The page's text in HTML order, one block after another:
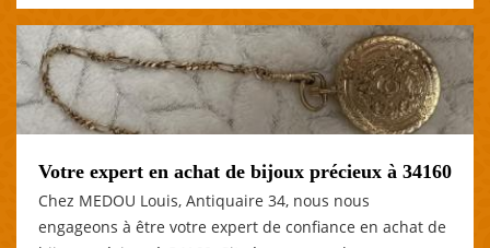
Votre expert en achat de bijoux précieux à 34160
Chez MEDOU Louis, Antiquaire 34, nous nous
engageons à être votre expert de confiance en achat de